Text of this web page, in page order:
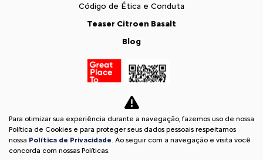
Código de Ética e Conduta
Teaser Citroen Basalt
Blog
Para otimizar sua experiência durante a navegação, fazemos uso de nossa
Política de Cookies e para proteger seus dados pessoais respeitamos
nossa Política de Privacidade. Ao seguir com a navegação e visita você
concorda com nossas Políticas.